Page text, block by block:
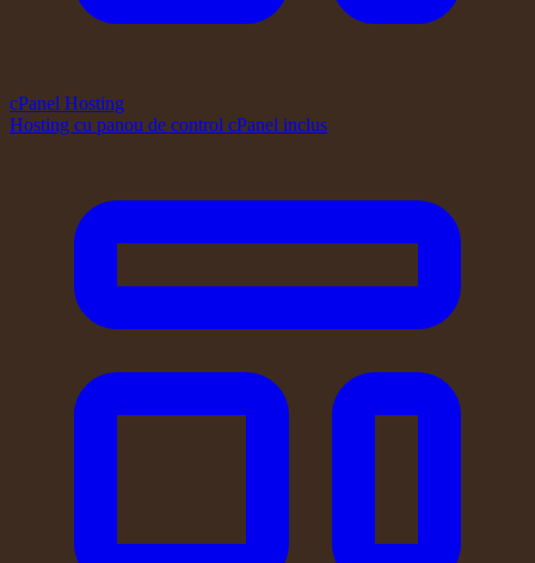
cPanel Hosting
Hosting cu panou de control cPanel inclus